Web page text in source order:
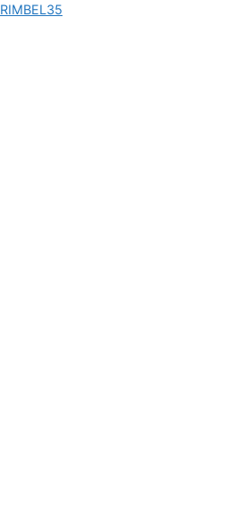
RIMBEL35